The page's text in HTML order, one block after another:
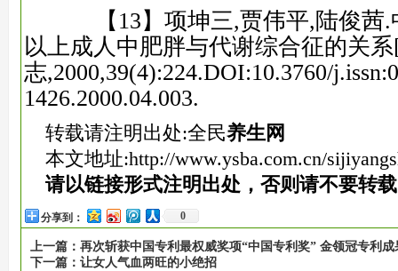
【13】项坤三,贾伟平,陆俊茜.
以上成人中肥胖与代谢综合征的关
志,2000,39(4):224.DOI:10.3760/
1426.2000.04.003.
转载请注明出处:全民养生网
本文地址:http://www.ysba.com.cn/
请以链接形式注明出处，否则请不要转
分享到： 0
上一篇： 再次斩获中国专利最权威奖项“中国专利奖” 金领冠专利
下一篇： 让女人气血两旺的小绝招